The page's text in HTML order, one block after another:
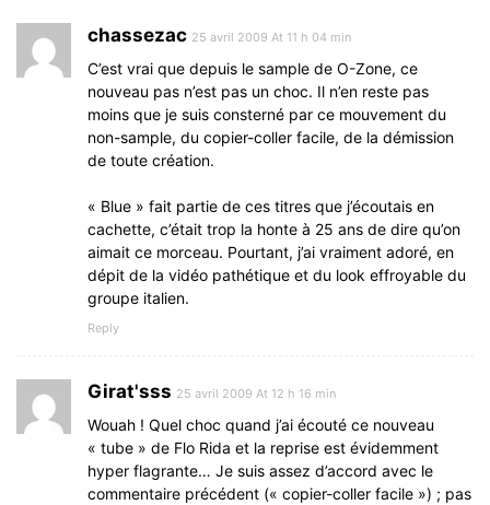
chassezac 25 avril 2009 At 11 h 04 min
C’est vrai que depuis le sample de O-Zone, ce
nouveau pas n’est pas un choc. Il n’en reste pas
moins que je suis consterné par ce mouvement du
non-sample, du copier-coller facile, de la démission
de toute création.
« Blue » fait partie de ces titres que j’écoutais en
cachette, c’était trop la honte à 25 ans de dire qu’on
aimait ce morceau. Pourtant, j’ai vraiment adoré, en
dépit de la vidéo pathétique et du look effroyable du
groupe italien.
Reply
Girat'sss 25 avril 2009 At 12 h 16 min
Wouah ! Quel choc quand j’ai écouté ce nouveau
« tube » de Flo Rida et la reprise est évidemment
hyper flagrante… Je suis assez d’accord avec le
commentaire précédent (« copier-coller facile ») ; pas